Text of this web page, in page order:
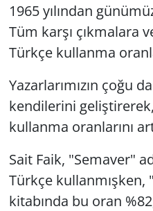
1965 yılından
Tüm karşı çıkmalara
Türkçe kullanma
Yazarlarımızın çoğu
kendilerini
kullanma oranlarını
Sait Faik, "Semaver"
Türkçe kullanmışken,
kitabında bu oran